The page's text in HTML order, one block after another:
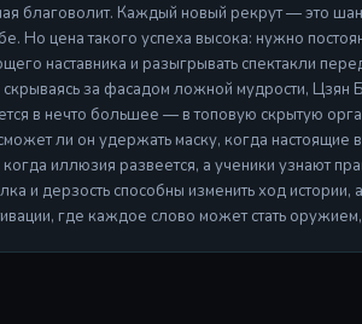
благоволит. Каждый новый рекрут — это
Но цена такого успеха высока: нужно
наставника и разыгрывать спектакли
за фасадом ложной мудрости, Цзян
в нечто большее — в топовую скрытую
ли он удержать маску, когда настоящие
иллюзия развеется, а ученики узнают
и дерзость способны изменить ход
где каждое слово может стать